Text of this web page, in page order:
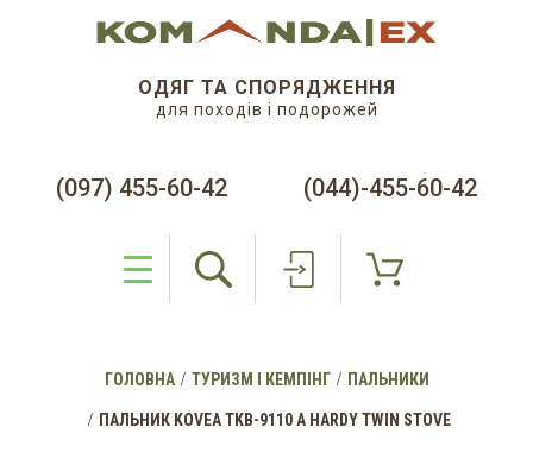
ОДЯГ ТА СПОРЯДЖЕННЯ
для походів і подорожей
(097) 455-60-42 (044)-455-60-42
ГОЛОВНА ТУРИЗМ І КЕМПІНГ ПАЛЬНИКИ
ПАЛЬНИК KOVEA TKB-9110 A HARDY TWIN STOVE